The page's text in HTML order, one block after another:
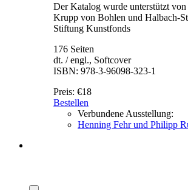
Der Katalog wurde unterstützt
Krupp von Bohlen und Halbach-
Stiftung Kunstfonds
176 Seiten
dt. / engl., Softcover
ISBN: 978-3-96098-323-1
Preis: €18
Bestellen
Verbundene Ausstellung:
Henning Fehr und Philipp